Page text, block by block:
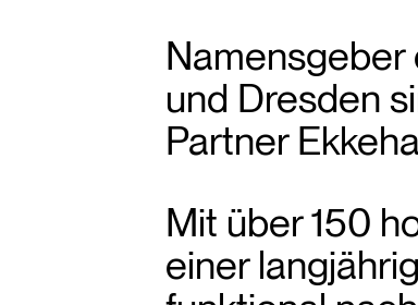
Namensgeber
und Dresden
Partner
Mit über 150
einer